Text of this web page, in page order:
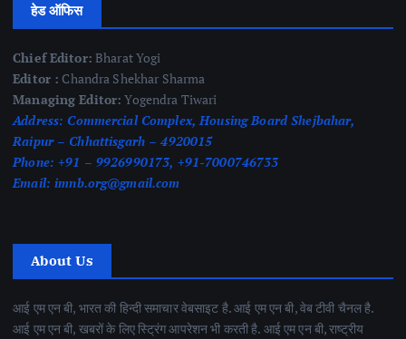
हेड ऑफिस
Chief Editor: Bharat Yogi
Editor : Chandra Shekhar Sharma
Managing Editor: Yogendra Tiwari
Address: Commercial Complex, Housing Board Shejbahar,
Raipur – Chhattisgarh – 4920015
Phone: +91 – 9926990173, +91-7000746733
Email: imnb.org@gmail.com
About Us
आई एम एन बी, भारत की हिन्दी समाचार वेबसाइट है. आई एम एन बी, वेब टीवी चैनल है.
आई एम एन बी, खबरों के लिए स्ट्रिंग आपरेशन भी करती है. आई एम एन बी, राष्ट्रीय